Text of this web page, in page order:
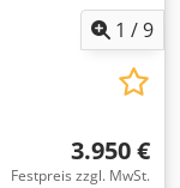
1 /9
3.950 €
Festpreis zzgl. MwSt.